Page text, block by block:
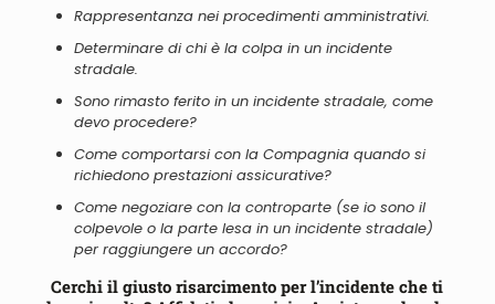
Rappresentanza nei procedimenti amministrativi.
Determinare di chi è la colpa in un incidente
stradale.
Sono rimasto ferito in un incidente stradale, come
devo procedere?
Come comportarsi con la Compagnia quando si
richiedono prestazioni assicurative?
Come negoziare con la controparte (se io sono il
colpevole o la parte lesa in un incidente stradale)
per raggiungere un accordo?
Cerchi il giusto risarcimento per l’incidente che ti